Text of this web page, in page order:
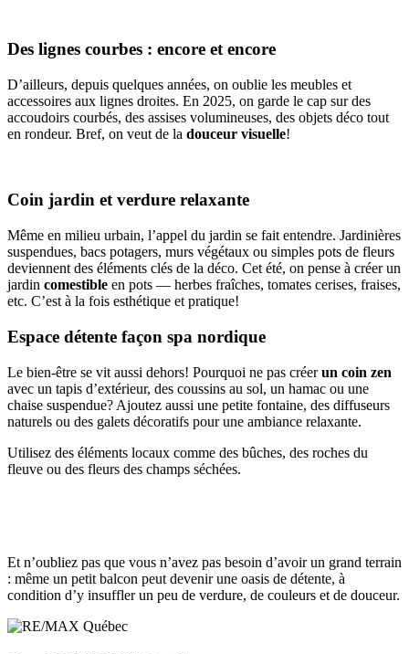
Des lignes courbes : encore et encore
D’ailleurs, depuis quelques années, on oublie les meubles et
accessoires aux lignes droites. En 2025, on garde le cap sur des
accoudoirs courbés, des assises volumineuses, des objets déco tout
en rondeur. Bref, on veut de la douceur visuelle!
Coin jardin et verdure relaxante
Même en milieu urbain, l’appel du jardin se fait entendre. Jardinières
suspendues, bacs potagers, murs végétaux ou simples pots de fleurs
deviennent des éléments clés de la déco. Cet été, on pense à créer un
jardin comestible en pots — herbes fraîches, tomates cerises, fraises,
etc. C’est à la fois esthétique et pratique!
Espace détente façon spa nordique
Le bien-être se vit aussi dehors! Pourquoi ne pas créerun coin zen
avec un tapis d’extérieur, des coussins au sol, un hamac ou une
chaise suspendue? Ajoutez aussi une petite fontaine, des diffuseurs
naturels ou des galets décoratifs pour une ambiance relaxante.
Utilisez des éléments locaux comme des bûches, des roches du
fleuve ou des fleurs des champs séchées.
Et n’oubliez pas que vous n’avez pas besoin d’avoir un grand terrain
: même un petit balcon peut devenir une oasis de détente, à
condition d’y insuffler un peu de verdure, de couleurs et de douceur.